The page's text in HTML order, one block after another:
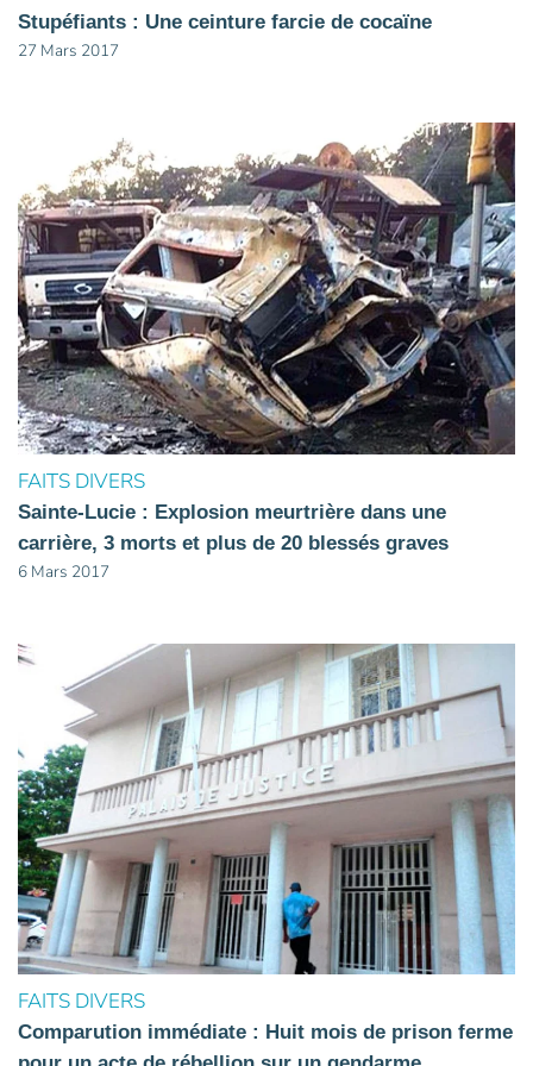
Stupéfiants : Une ceinture farcie de cocaïne
27 Mars 2017
FAITS DIVERS
Sainte-Lucie : Explosion meurtrière dans une
carrière, 3 morts et plus de 20 blessés graves
6 Mars 2017
FAITS DIVERS
Comparution immédiate : Huit mois de prison ferme